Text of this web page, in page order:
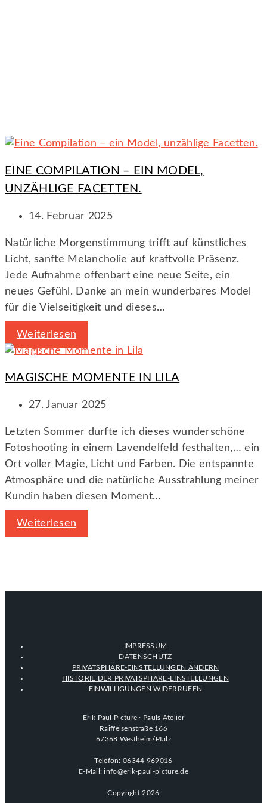
EINE COMPILATION – EIN MODEL,
UNZÄHLIGE FACETTEN.
14. Februar 2025
Natürliche Morgenstimmung trifft auf künstliches
Licht, sanfte Melancholie auf kraftvolle Präsenz.
Jede Aufnahme offenbart eine neue Seite, ein
neues Gefühl. Danke an mein wunderbares Model
für die Vielseitigkeit und dieses…
Weiterlesen
MAGISCHE MOMENTE IN LILA
27. Januar 2025
Letzten Sommer durfte ich dieses wunderschöne
Fotoshooting in einem Lavendelfeld festhalten,… ein
Ort voller Magie, Licht und Farben. Die entspannte
Atmosphäre und die natürliche Ausstrahlung meiner
Kundin haben diesen Moment…
Weiterlesen
IMPRESSUM
DATENSCHUTZ
PRIVATSPHÄRE-EINSTELLUNGEN ÄNDERN
HISTORIE DER PRIVATSPHÄRE-EINSTELLUNGEN
EINWILLIGUNGEN WIDERRUFEN
Erik Paul Picture · Pauls Atelier
Raiffeisenstraße 166
67368 Westheim/Pfalz
Telefon: 06344 969016
E-Mail: info@erik-paul-picture.de
Copyright 2026